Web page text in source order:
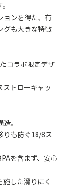
ョンを得た、有
グも大きな特徴
コラボ限定デザ
トローキャッ
。
りも防ぐ18/8ス
を含まず、安心
した滑りにく